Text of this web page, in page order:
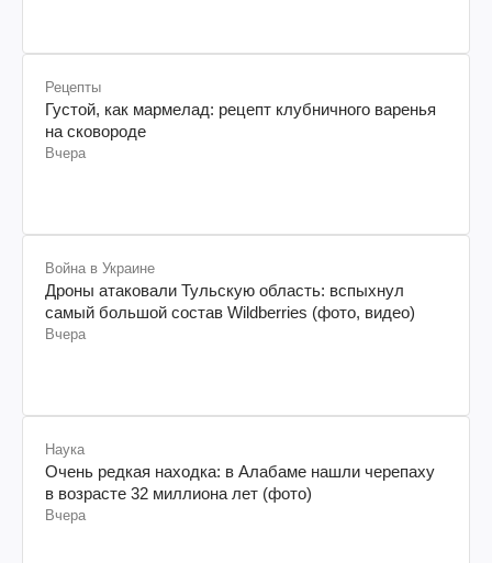
Рецепты
Густой, как мармелад: рецепт клубничного варенья
на сковороде
Вчера
Война в Украине
Дроны атаковали Тульскую область: вспыхнул
самый большой состав Wildberries (фото, видео)
Вчера
Наука
Очень редкая находка: в Алабаме нашли черепаху
в возрасте 32 миллиона лет (фото)
Вчера